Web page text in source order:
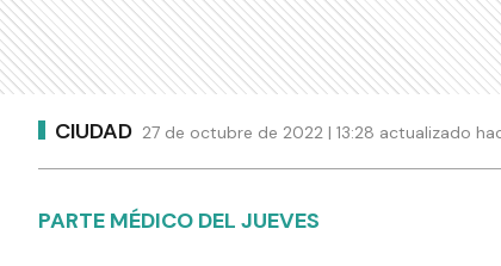
CIUDAD 27 de octubre de 2022 | 13:28 actualizado
PARTE MÉDICO DEL JUEVES